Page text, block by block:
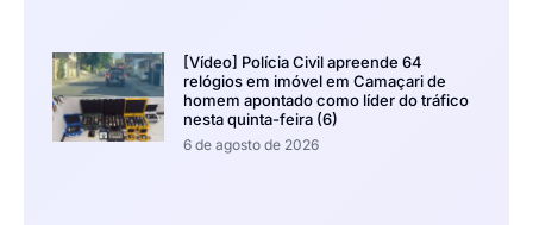
[Vídeo] Polícia Civil apreende 64
relógios em imóvel em Camaçari de
homem apontado como líder do tráfico
nesta quinta-feira (6)
6 de agosto de 2026